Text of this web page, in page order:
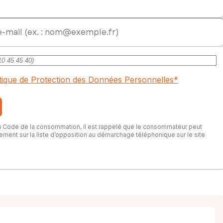
de Protection des Données Personnelles*
Code de la consommation, il est rappelé que le consommateur peut
sur la liste d’opposition au démarchage téléphonique sur le site